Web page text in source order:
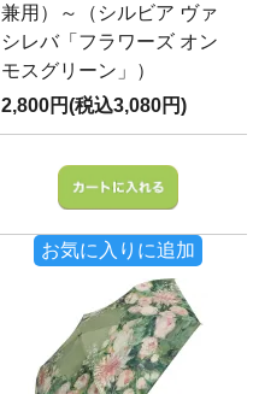
兼用）～（シルビア ヴァ
シレバ「フラワーズ オン
モスグリーン」）
2,800円(税込3,080円)
お気に入りに追加